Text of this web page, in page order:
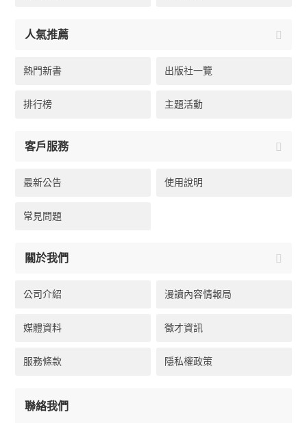
人氣推薦
熱門新書 出版社一覽
排行榜 主題活動
客戶服務
最新公告 使用說明
常見問題
關於我們
公司介紹 漫讀內容情報局
媒體資料 徵才資訊
服務條款 隱私權政策
聯絡我們